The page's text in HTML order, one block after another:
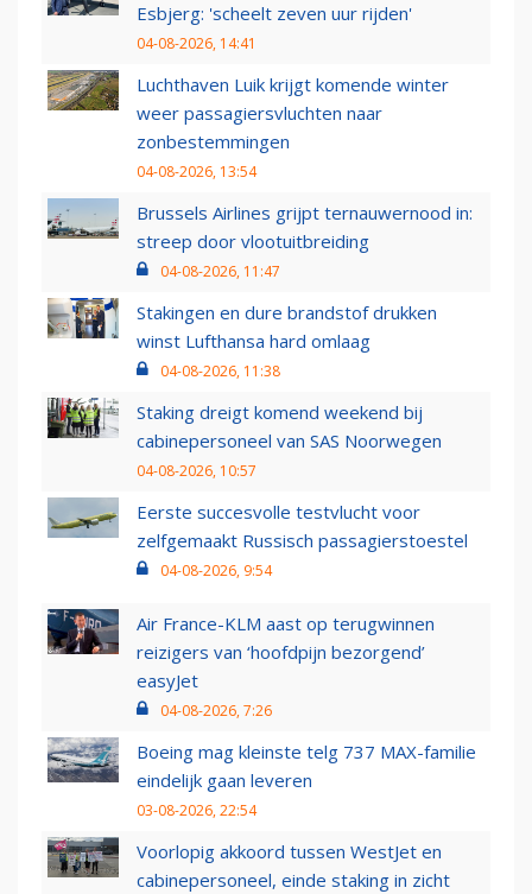
Esbjerg: 'scheelt zeven uur rijden'
04-08-2026, 14:41
Luchthaven Luik krijgt komende winter
weer passagiersvluchten naar
zonbestemmingen
04-08-2026, 13:54
Brussels Airlines grijpt ternauwernood in:
streep door vlootuitbreiding
04-08-2026, 11:47
Stakingen en dure brandstof drukken
winst Lufthansa hard omlaag
04-08-2026, 11:38
Staking dreigt komend weekend bij
cabinepersoneel van SAS Noorwegen
04-08-2026, 10:57
Eerste succesvolle testvlucht voor
zelfgemaakt Russisch passagierstoestel
04-08-2026, 9:54
Air France-KLM aast op terugwinnen
reizigers van ‘hoofdpijn bezorgend’
easyJet
04-08-2026, 7:26
Boeing mag kleinste telg 737 MAX-familie
eindelijk gaan leveren
03-08-2026, 22:54
Voorlopig akkoord tussen WestJet en
cabinepersoneel, einde staking in zicht